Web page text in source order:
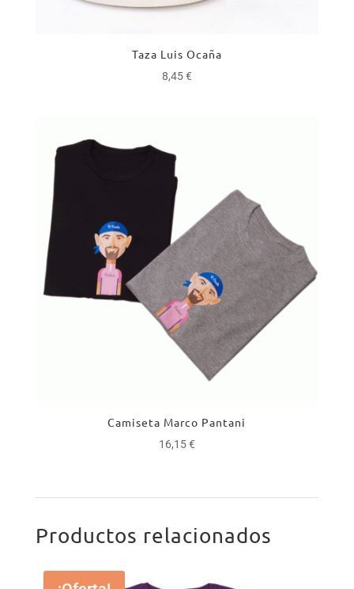
Taza Luis Ocaña
8,45€
Camiseta Marco Pantani
16,15€
Productos relacionados